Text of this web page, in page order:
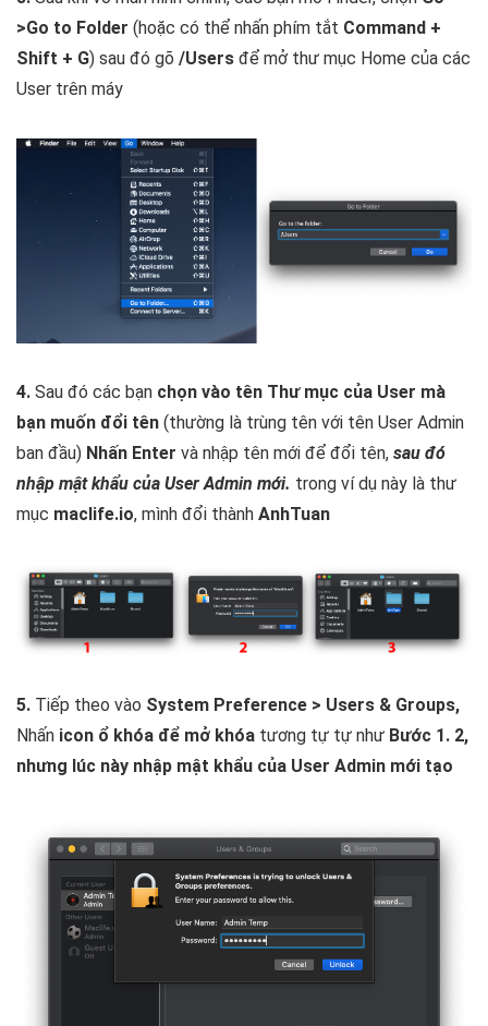
>Go to Folder (hoặc có thể nhấn phím tắt Command +
Shift + G) sau đó gõ /Users để mở thư mục Home của các
User trên máy
4. Sau đó các bạn chọn vào tên Thư mục của User mà
bạn muốn đổi tên (thường là trùng tên với tên User Admin
ban đầu) Nhấn Enter và nhập tên mới để đổi tên, sau đó
nhập mật khẩu của User Admin mới. trong ví dụ này là thư
mục maclife.io, mình đổi thành AnhTuan
5. Tiếp theo vào System Preference > Users & Groups,
Nhấn icon ổ khóa để mở khóa tương tự tự như Bước 1. 2,
nhưng lúc này nhập mật khẩu của User Admin mới tạo